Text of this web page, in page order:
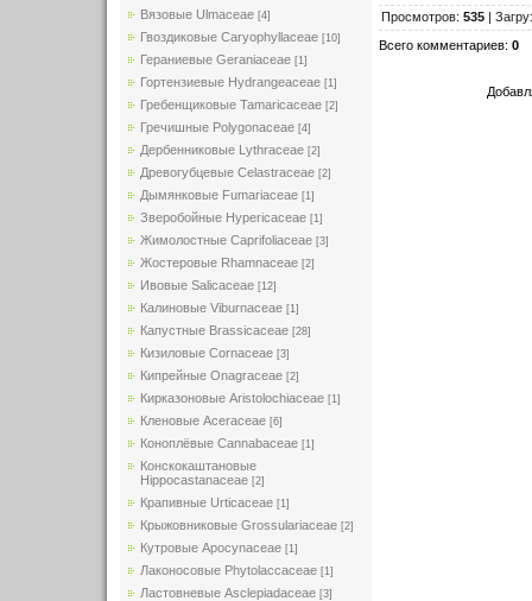
Вязовые Ulmaceae [4]
Гвоздиковые Caryophyllaceae [10]
Гераниевые Geraniaceae [1]
Гортензиевые Hydrangeaceae [1]
Гребенщиковые Tamaricaceae [2]
Гречишные Polygonaceae [4]
Дербенниковые Lythraceae [2]
Древогубцевые Celastraceae [2]
Дымянковые Fumariaceae [1]
Зверобойные Hypericaceae [1]
Жимолостные Caprifoliaceae [3]
Жостеровые Rhamnaceae [2]
Ивовые Salicaceae [12]
Калиновые Viburnaceae [1]
Капустные Brassicaceae [28]
Кизиловые Cornaceae [3]
Кипрейные Onagraceae [2]
Кирказоновые Aristolochiaceae [1]
Кленовые Aceraceae [6]
Коноплёвые Cannabaceae [1]
Конскокаштановые
Hippocastanaceae [2]
Крапивные Urticaceae [1]
Крыжовниковые Grossulariaceae [2]
Кутровые Apocynaceae [1]
Лаконосовые Phytolaccaceae [1]
Ластовневые Asclepiadaceae [3]
Просмотров: 535 |
Всего комментариев: 0